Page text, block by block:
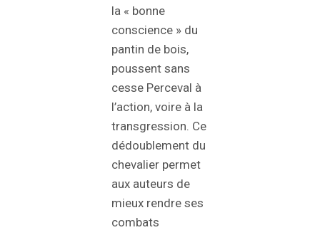
la « bonne
conscience » du
pantin de bois,
poussent sans
cesse Perceval à
l’action, voire à la
transgression. Ce
dédoublement du
chevalier permet
aux auteurs de
mieux rendre ses
combats